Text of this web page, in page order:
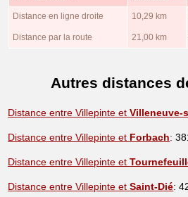
Distance en ligne droite 10,29 km
Distance par la route 21,00 km
Autres distances
Distance entre Villepinte etVilleneuve-
Distance entre Villepinte et Forbach:
Distance entre Villepinte et
Distance entre Villepinte etSaint-Dié: